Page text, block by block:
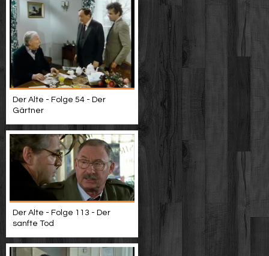
Der Alte - Folge 54 - Der
Gärtner
Der Alte - Folge 113 - Der
sanfte Tod